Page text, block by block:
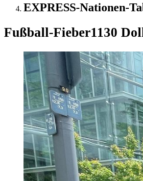
EXPRESS-Nationen-
Fußball-Fieber1130